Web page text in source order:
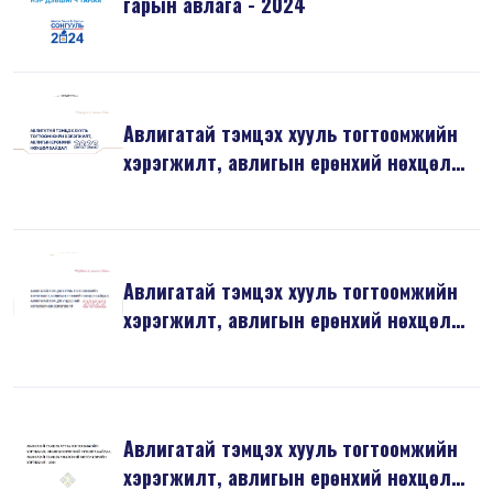
Авлигатай тэмцэх хууль тогтоомжийн
хэрэгжилт, авлигын ерөнхий нөхцөл
Авлигатай тэмцэх хууль тогтоомжийн
хэрэгжилт, авлигын ерөнхий нөхцөл
Авлигатай тэмцэх хууль тогтоомжийн
хэрэгжилт, авлигын ерөнхий нөхцөл